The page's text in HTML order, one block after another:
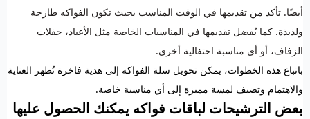
أيضًا. تأكد من تقديمها في الوقت المناسب بحيث تكون الفواكه طازجة
ولذيذة. كما يُفضل تقديمها في المناسبات الخاصة مثل الأعياد، حفلات
الزفاف، أو أي مناسبة احتفالية أخرى.
باتباع هذه الخطوات، يمكن تحويل سلة الفواكه إلى هدية فاخرة تُظهر العناية
والاهتمام وتضيف لمسة مميزة إلى أي مناسبة خاصة.
بعض الترشيحات لباقات فواكه يمكنك الحصول عليها